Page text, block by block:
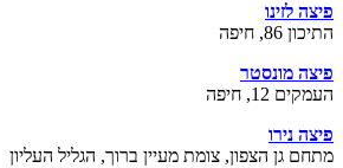
פיצה לזינו
התיכון 86, חיפה
פיצה מונסטר
העמקים 12, חיפה
פיצה נירו
מתחם גן הצפון, צומת מעיין ברוך, הגליל העליון